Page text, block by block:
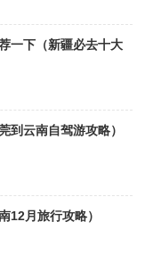
一下（新疆必去十大
到云南自驾游攻略）
12月旅行攻略）